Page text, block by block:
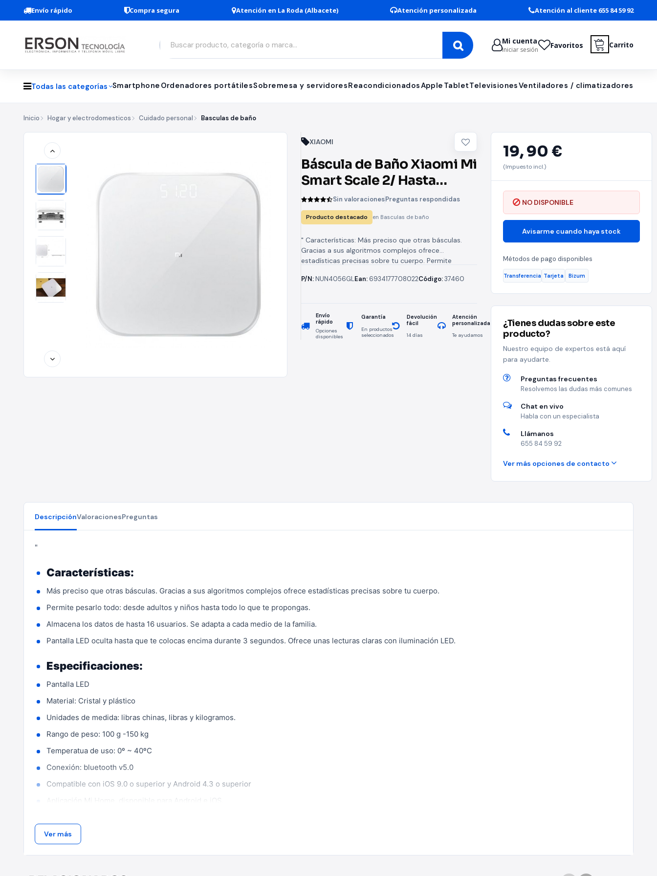
Envío rápido Compra segura Atención en La Roda (Albacete) Atención personalizada Atención al cliente 655 84 59 92
Mi cuenta
Iniciar sesión Favoritos Carrito
Todas las categorías Smartphone Ordenadores portátilesSobremesa y servidoresReacondicionadosApple TabletTelevisionesVentiladores / climatizadores
Inicio Hogar y electrodomesticos Cuidado personal Basculas de baño
XIAOMI
Báscula de Baño Xiaomi Mi
Smart Scale 2/ Hasta
150kg/ Blanca
Sin valoracionesPreguntas respondidas
Producto destacado en Basculas de baño
" Características: Más preciso que otras básculas.
Gracias a sus algoritmos complejos ofrece
estadísticas precisas sobre tu cuerpo. Permite
P/N:NUN4056GLEan: 6934177708022Código:37460
Envío
rápido
Opciones
disponibles
Garantía
En productos
seleccionados
Devolución
fácil
14 días
Atención
personalizada
Te ayudamos
19,90 €
(Impuesto incl.)
NO DISPONIBLE
Avisarme cuando haya stock
Métodos de pago disponibles
Transferencia Tarjeta Bizum
¿Tienes dudas sobre este
producto?
Nuestro equipo de expertos está aquí
para ayudarte.
Preguntas frecuentes
Resolvemos las dudas más comunes
Chat en vivo
Habla con un especialista
Llámanos
655 84 59 92
Ver más opciones de contacto
DescripciónValoracionesPreguntas
"
Características:
Más preciso que otras básculas. Gracias a sus algoritmos complejos ofrece estadísticas precisas sobre tu cuerpo.
Permite pesarlo todo: desde adultos y niños hasta todo lo que te propongas.
Almacena los datos de hasta 16 usuarios. Se adapta a cada medio de la familia.
Pantalla LED oculta hasta que te colocas encima durante 3 segundos. Ofrece unas lecturas claras con iluminación LED.
Especificaciones:
Pantalla LED
Material: Cristal y plástico
Unidades de medida: libras chinas, libras y kilogramos.
Rango de peso: 100 g -150 kg
Temperatua de uso: 0º ~ 40ºC
Conexión: bluetooth v5.0
Compatible con iOS 9.0 o superior y Android 4.3 o superior
Aplicación Mi Home, disponible para Android e iOS.
Peso total
Ver más